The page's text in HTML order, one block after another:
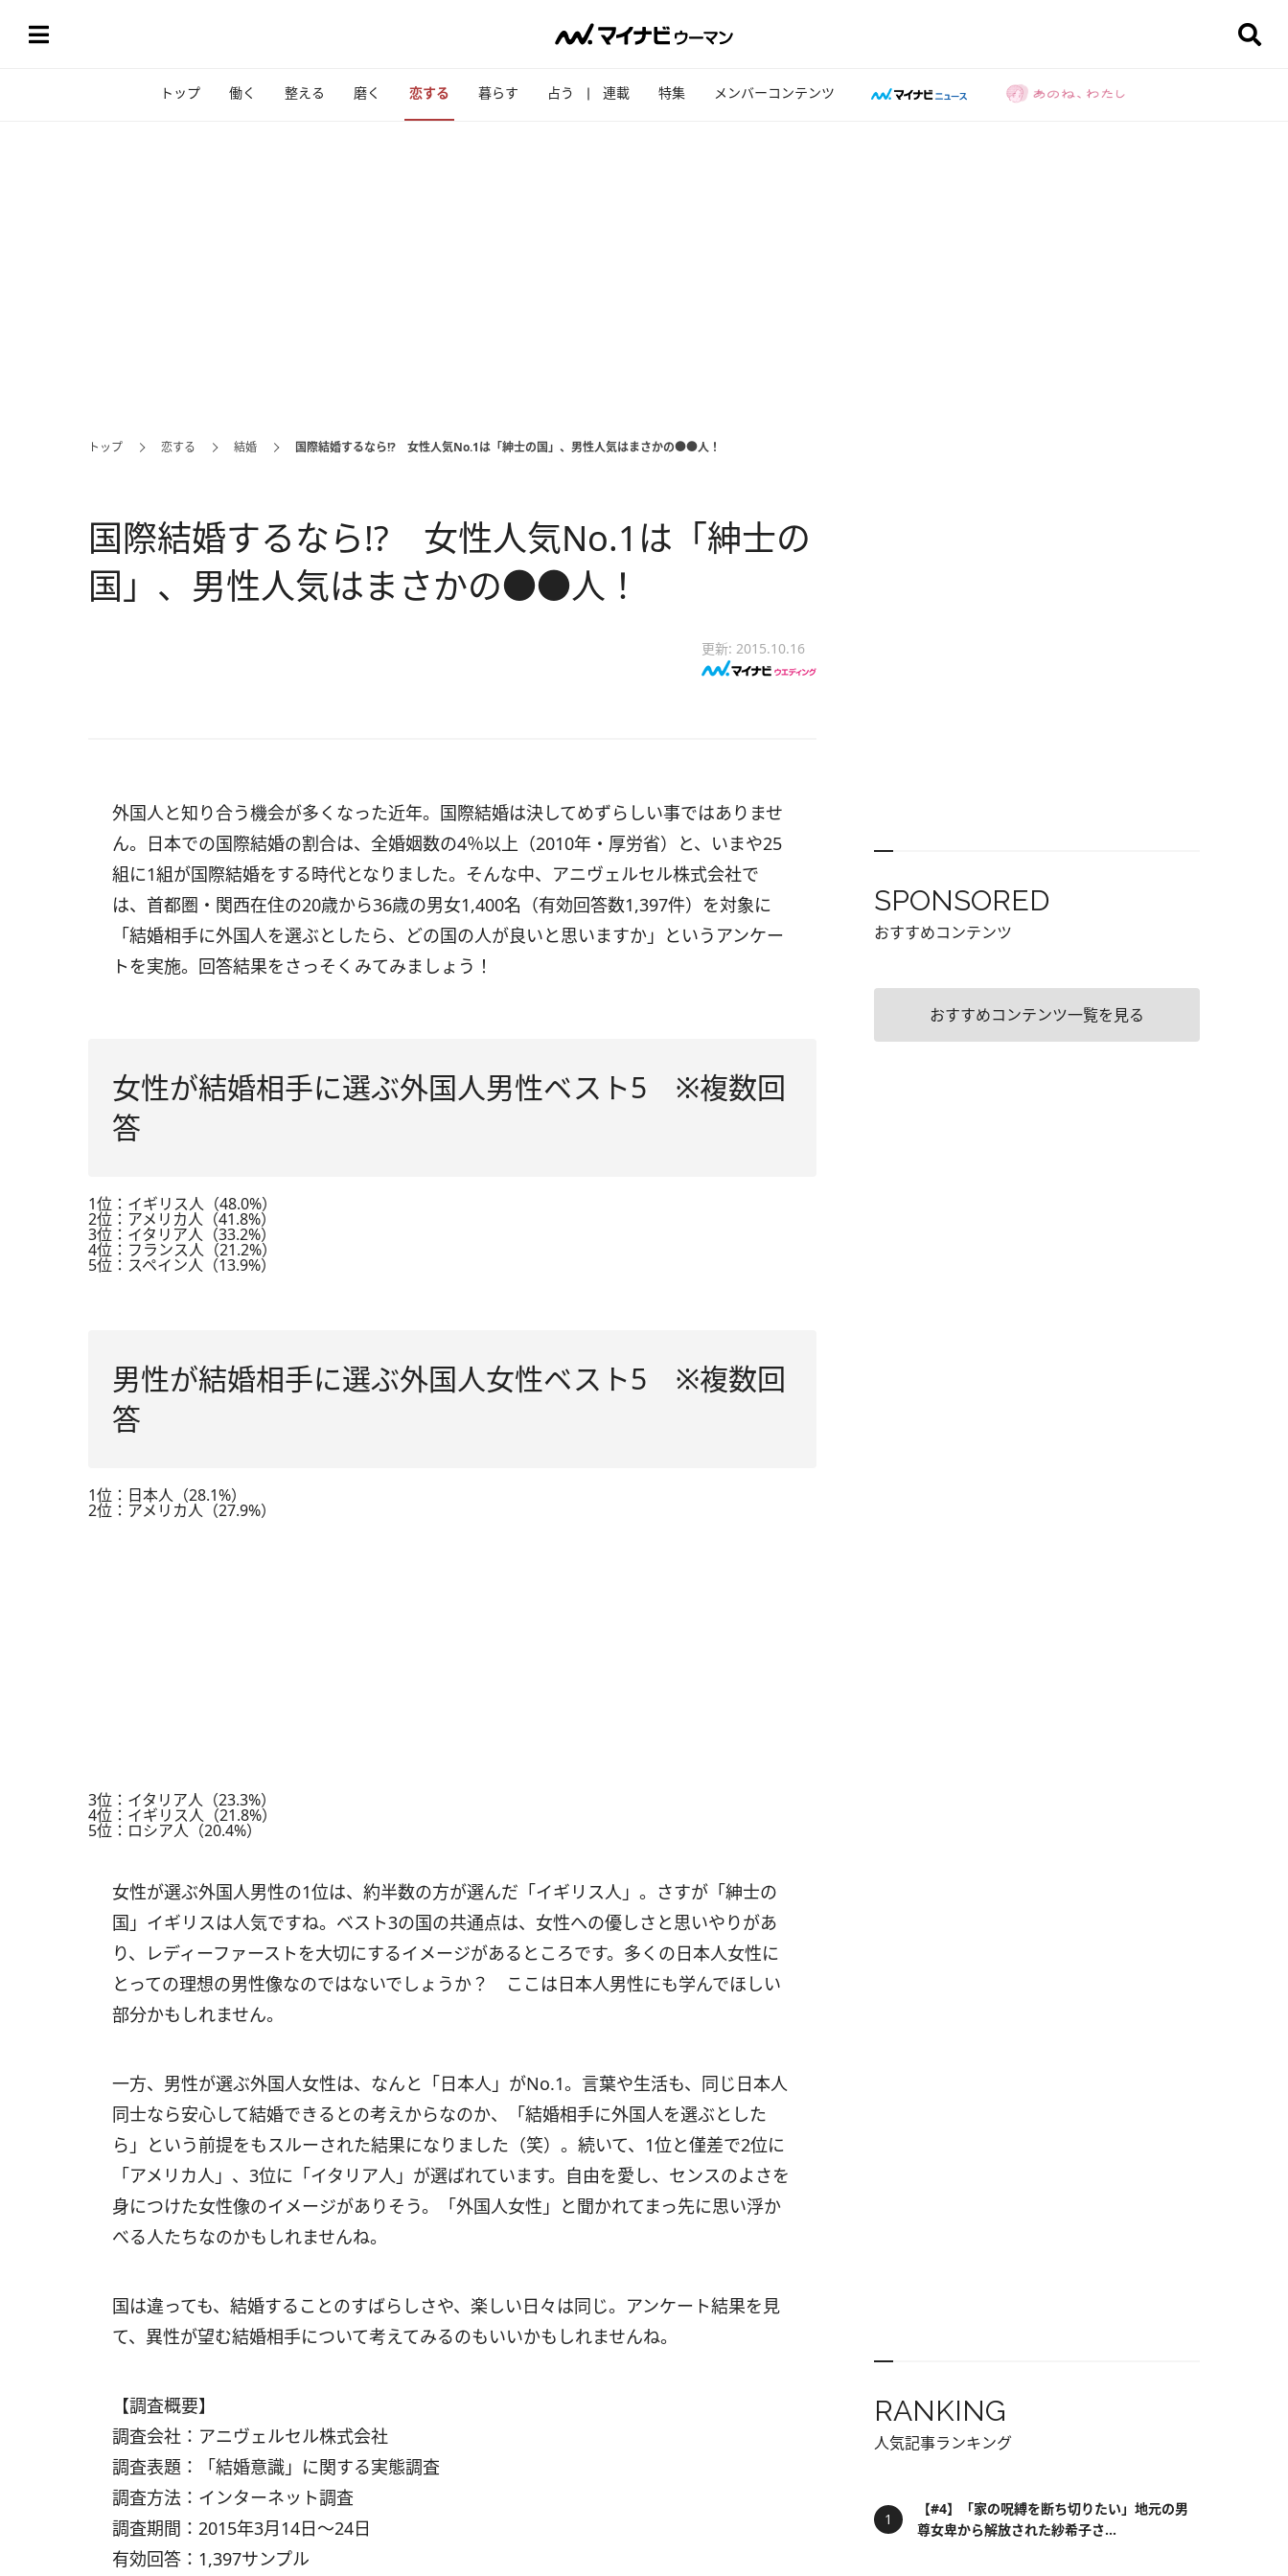
トップ 働く 整える 磨く 恋する 暮らす 占う 連載 特集 メンバーコンテンツ
トップ 恋する 結婚 国際結婚するなら!? 女性人気No.1は「紳士の国」、男性人気はまさかの●●人！
国際結婚するなら!? 女性人気No.1は「紳士の
国」、男性人気はまさかの●●人！
更新: 2015.10.16
外国人と知り合う機会が多くなった近年。国際結婚は決してめずらしい事ではありませ
ん。日本での国際結婚の割合は、全婚姻数の4％以上（2010年・厚労省）と、いまや25
組に1組が国際結婚をする時代となりました。そんな中、アニヴェルセル株式会社で
は、首都圏・関西在住の20歳から36歳の男女1,400名（有効回答数1,397件）を対象に
「結婚相手に外国人を選ぶとしたら、どの国の人が良いと思いますか」というアンケー
トを実施。回答結果をさっそくみてみましょう！
女性が結婚相手に選ぶ外国人男性ベスト5 ※複数回
答
1位：イギリス人（48.0%）
2位：アメリカ人（41.8%）
3位：イタリア人（33.2%）
4位：フランス人（21.2%）
5位：スペイン人（13.9%）
男性が結婚相手に選ぶ外国人女性ベスト5 ※複数回
答
1位：日本人（28.1%）
2位：アメリカ人（27.9%）
3位：イタリア人（23.3%）
4位：イギリス人（21.8%）
5位：ロシア人（20.4%）
女性が選ぶ外国人男性の1位は、約半数の方が選んだ「イギリス人」。さすが「紳士の
国」イギリスは人気ですね。ベスト3の国の共通点は、女性への優しさと思いやりがあ
り、レディーファーストを大切にするイメージがあるところです。多くの日本人女性に
とっての理想の男性像なのではないでしょうか？ ここは日本人男性にも学んでほしい
部分かもしれません。
一方、男性が選ぶ外国人女性は、なんと「日本人」がNo.1。言葉や生活も、同じ日本人
同士なら安心して結婚できるとの考えからなのか、「結婚相手に外国人を選ぶとした
ら」という前提をもスルーされた結果になりました（笑）。続いて、1位と僅差で2位に
「アメリカ人」、3位に「イタリア人」が選ばれています。自由を愛し、センスのよさを
身につけた女性像のイメージがありそう。「外国人女性」と聞かれてまっ先に思い浮か
べる人たちなのかもしれませんね。
国は違っても、結婚することのすばらしさや、楽しい日々は同じ。アンケート結果を見
て、異性が望む結婚相手について考えてみるのもいいかもしれませんね。
【調査概要】
調査会社：アニヴェルセル株式会社
調査表題：「結婚意識」に関する実態調査
調査方法：インターネット調査
調査期間：2015年3月14日～24日
有効回答：1,397サンプル
SPONSORED
おすすめコンテンツ
おすすめコンテンツ一覧を見る
RANKING
人気記事ランキング
【#4】「家の呪縛を断ち切りたい」地元の男
尊女卑から解放された紗希子さ...